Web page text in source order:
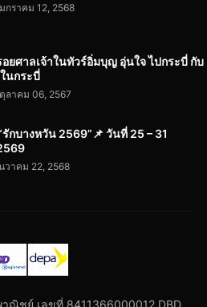
กราคม 12, 2568
ยศาลเจ้าในทัวร์อิ่มบุญ อุ่นใจ ไปกระบี่ กับ
นกระบี่
ลาคม 06, 2567
รักบางหวัน 2569”📌 วันที่ 25 – 31
วาคม 22, 2568
าณิชย์ เลขที่ 8411366000012 DBD.